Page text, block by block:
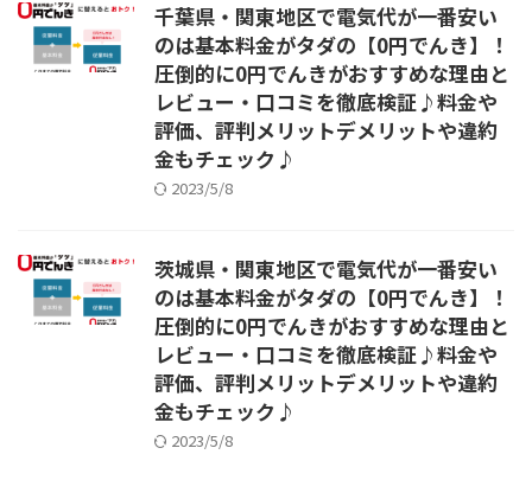
千葉県・関東地区で電気代が一番安い
のは基本料金がタダの【0円でんき】！
圧倒的に0円でんきがおすすめな理由と
レビュー・口コミを徹底検証♪料金や
評価、評判メリットデメリットや違約
金もチェック♪
2023/5/8
茨城県・関東地区で電気代が一番安い
のは基本料金がタダの【0円でんき】！
圧倒的に0円でんきがおすすめな理由と
レビュー・口コミを徹底検証♪料金や
評価、評判メリットデメリットや違約
金もチェック♪
2023/5/8